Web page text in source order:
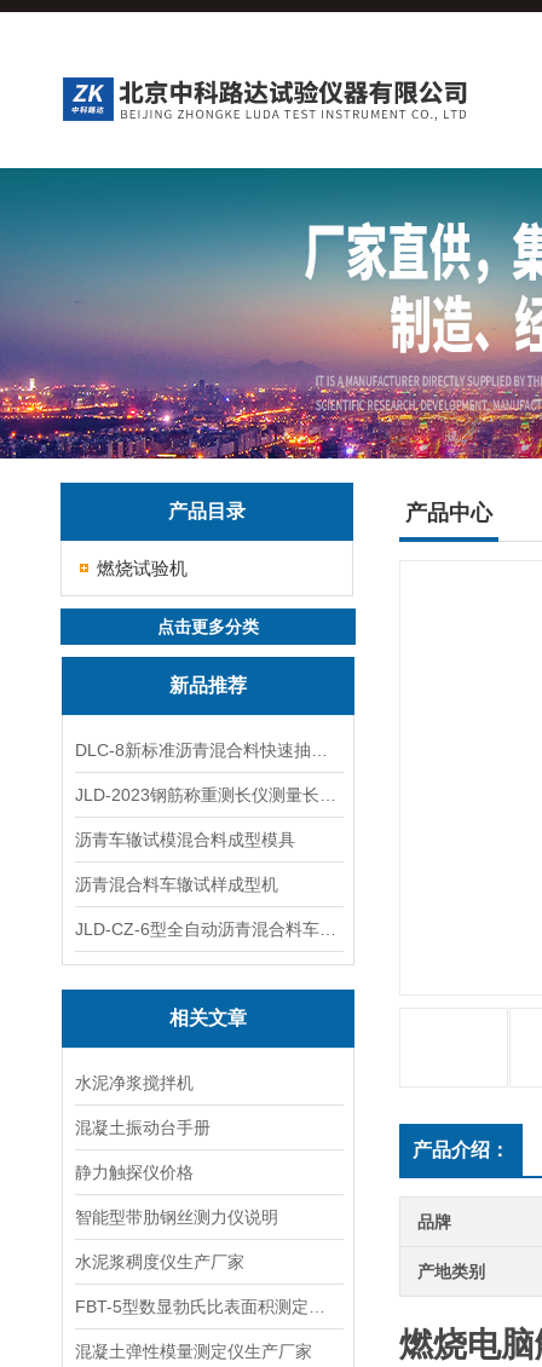
产品目录
燃烧试验机
点击更多分类
新品推荐
沥青车辙试模混合料成型模具
沥青混合料车辙试样成型机
相关文章
水泥净浆搅拌机
混凝土振动台手册
静力触探仪价格
智能型带肋钢丝测力仪说明
水泥浆稠度仪生产厂家
混凝土弹性模量测定仪生产厂家
产品中心
产品介绍：
品牌
产地类别
燃烧电